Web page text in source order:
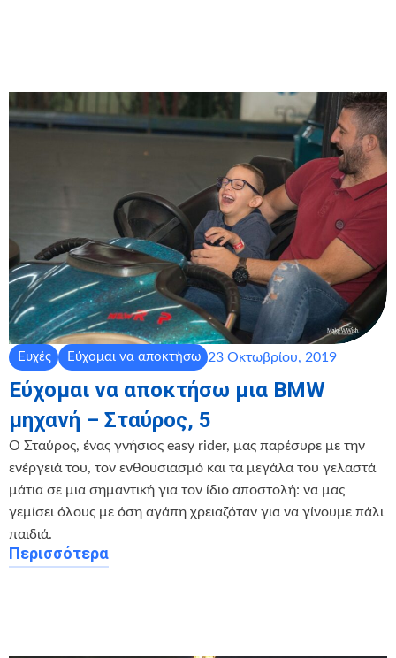
Ευχές Εύχομαι να αποκτήσω 23 Οκτωβρίου, 2019
Εύχομαι να αποκτήσω μια BMW
μηχανή – Σταύρος, 5
Ο Σταύρος, ένας γνήσιος easy rider, μας παρέσυρε με την
ενέργειά του, τον ενθουσιασμό και τα μεγάλα του γελαστά
μάτια σε μια σημαντική για τον ίδιο αποστολή: να μας
γεμίσει όλους με όση αγάπη χρειαζόταν για να γίνουμε πάλι
παιδιά.
Περισσότερα